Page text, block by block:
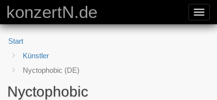
konzertN.de
Start
Künstler
Nyctophobic (DE)
Nyctophobic